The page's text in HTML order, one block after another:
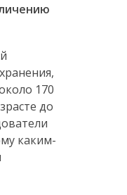
170
до
каким-